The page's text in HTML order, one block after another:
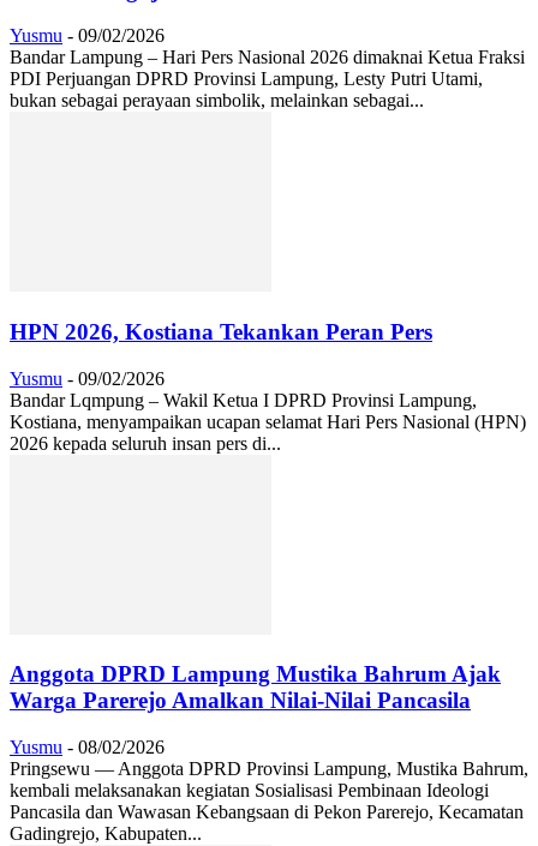
Yusmu - 09/02/2026
Bandar Lampung – Hari Pers Nasional 2026 dimaknai Ketua Fraksi
PDI Perjuangan DPRD Provinsi Lampung, Lesty Putri Utami,
bukan sebagai perayaan simbolik, melainkan sebagai...
HPN 2026, Kostiana Tekankan Peran Pers
Yusmu - 09/02/2026
Bandar Lqmpung – Wakil Ketua I DPRD Provinsi Lampung,
Kostiana, menyampaikan ucapan selamat Hari Pers Nasional (HPN)
2026 kepada seluruh insan pers di...
Anggota DPRD Lampung Mustika Bahrum Ajak
Warga Parerejo Amalkan Nilai-Nilai Pancasila
Yusmu - 08/02/2026
Pringsewu — Anggota DPRD Provinsi Lampung, Mustika Bahrum,
kembali melaksanakan kegiatan Sosialisasi Pembinaan Ideologi
Pancasila dan Wawasan Kebangsaan di Pekon Parerejo, Kecamatan
Gadingrejo, Kabupaten...